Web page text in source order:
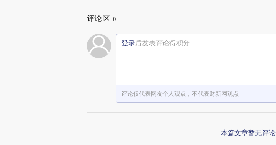
评论区 0
登录后发表评论得积分
评论仅代表网友个人观点，不代表财新网观点
本篇文章暂无评论